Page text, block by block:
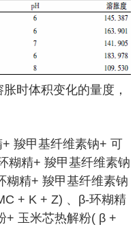
时体积变化的量度，
羧甲基纤维素钠+ 可
糊精+ 羧甲基纤维素钠
糊精+ 羧甲基纤维素钠
+ K + Z) 、β-环糊精
+ 玉米芯热解粉( β +